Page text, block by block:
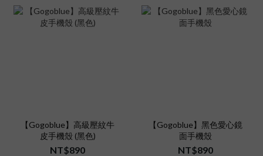
【Gogoblue】高級壓紋牛
皮手機殼 (黑色)
NT$890
【Gogoblue】黑色愛心鏡
面手機殼
NT$890